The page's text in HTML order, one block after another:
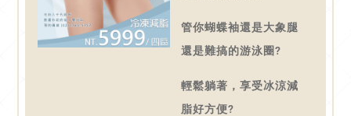
管你蝴蝶袖還是大象腿
還是難搞的游泳圈?
輕鬆躺著，享受冰涼減
脂好方便?